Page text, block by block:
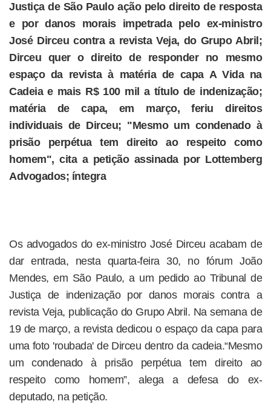
Justiça de São Paulo ação pelo direito de resposta
e por danos morais impetrada pelo ex-ministro
José Dirceu contra a revista Veja, do Grupo Abril;
Dirceu quer o direito de responder no mesmo
espaço da revista à matéria de capa A Vida na
Cadeia e mais R$ 100 mil a título de indenização;
matéria de capa, em março, feriu direitos
individuais de Dirceu; "Mesmo um condenado à
prisão perpétua tem direito ao respeito como
homem", cita a petição assinada por Lottemberg
Advogados; íntegra
Os advogados do ex-ministro José Dirceu acabam de
dar entrada, nesta quarta-feira 30, no fórum João
Mendes, em São Paulo, a um pedido ao Tribunal de
Justiça de indenização por danos morais contra a
revista Veja, publicação do Grupo Abril. Na semana de
19 de março, a revista dedicou o espaço da capa para
uma foto 'roubada' de Dirceu dentro da cadeia.“Mesmo
um condenado à prisão perpétua tem direito ao
respeito como homem”, alega a defesa do ex-
deputado, na petição.